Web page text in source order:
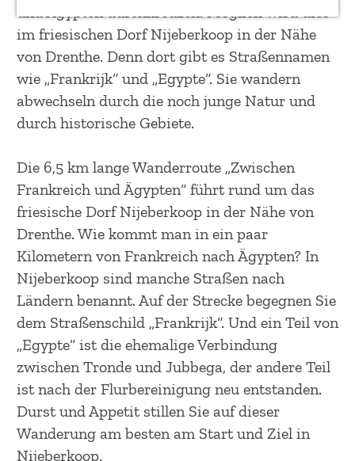
i
t
e
und Ägypten durchkreuzen: Möglich wird dies
im friesischen Dorf Nijeberkoop in der Nähe
von Drenthe. Denn dort gibt es Straßennamen
wie „Frankrijk“ und „Egypte“. Sie wandern
abwechseln durch die noch junge Natur und
durch historische Gebiete.
Die 6,5 km lange Wanderroute „Zwischen
Frankreich und Ägypten“ führt rund um das
friesische Dorf Nijeberkoop in der Nähe von
Drenthe. Wie kommt man in ein paar
Kilometern von Frankreich nach Ägypten? In
Nijeberkoop sind manche Straßen nach
Ländern benannt. Auf der Strecke begegnen Sie
dem Straßenschild „Frankrijk“. Und ein Teil von
„Egypte“ ist die ehemalige Verbindung
zwischen Tronde und Jubbega, der andere Teil
ist nach der Flurbereinigung neu entstanden.
Durst und Appetit stillen Sie auf dieser
Wanderung am besten am Start und Ziel in
Nijeberkoop.